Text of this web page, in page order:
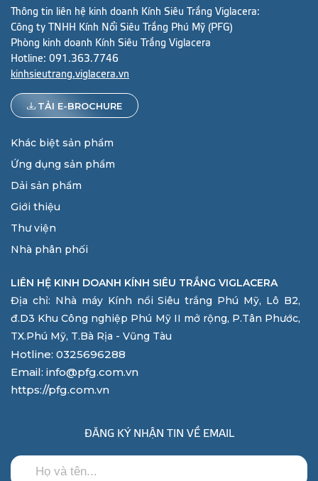
Thông tin liên hệ kinh doanh Kính Siêu Trắng Viglacera:
Công ty TNHH Kính Nổi Siêu Trắng Phú Mỹ (PFG)
Phòng kinh doanh Kính Siêu Trắng Viglacera
Hotline: 091.363.7746
kinhsieutrang.viglacera.vn
TẢI E-BROCHURE
Khác biệt sản phẩm
Ứng dụng sản phẩm
Dải sản phẩm
Giới thiệu
Thư viện
Nhà phân phối
LIÊN HỆ KINH DOANH KÍNH SIÊU TRẮNG VIGLACERA
Địa chỉ: Nhà máy Kính nổi Siêu trắng Phú Mỹ, Lô B2,
đ.D3 Khu Công nghiệp Phú Mỹ II mở rộng, P.Tân Phước,
TX.Phú Mỹ, T.Bà Rịa - Vũng Tàu
Hotline: 0325696288
Email: info@pfg.com.vn
https://pfg.com.vn
ĐĂNG KÝ NHẬN TIN VỀ EMAIL